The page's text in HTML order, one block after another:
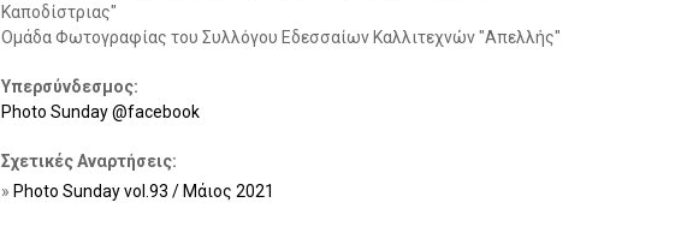
Καποδίστριας"
Ομάδα Φωτογραφίας του Συλλόγου Εδεσσαίων Καλλιτεχνών "Απελλής"
Υπερσύνδεσμος:
Photo Sunday @facebook
Σχετικές Αναρτήσεις:
Photo Sunday vol.93 / Μάιος 2021